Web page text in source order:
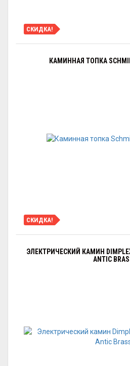
СКИДКА!
КАМИННАЯ ТОПКА SCHMID
СКИДКА!
ЭЛЕКТРИЧЕСКИЙ КАМИН
ANTIC